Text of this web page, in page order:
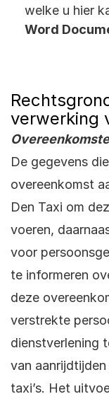
welke u hier
Word
verwerking
De gegevens
overeenkomst
Den Taxi om
voeren,
voor
te informeren
deze
verstrekte
dienstverlening
van
taxi’s. Het